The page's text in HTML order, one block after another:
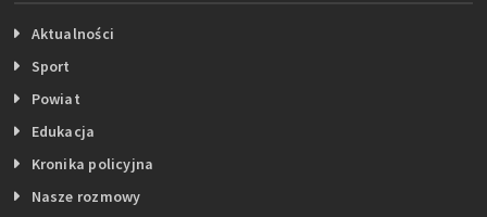
Aktualności
Sport
Powiat
Edukacja
Kronika policyjna
Nasze rozmowy